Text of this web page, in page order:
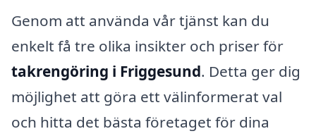
Genom att använda vår tjänst kan du
enkelt få tre olika insikter och priser för
takrengöring i Friggesund. Detta ger dig
möjlighet att göra ett välinformerat val
och hitta det bästa företaget för dina